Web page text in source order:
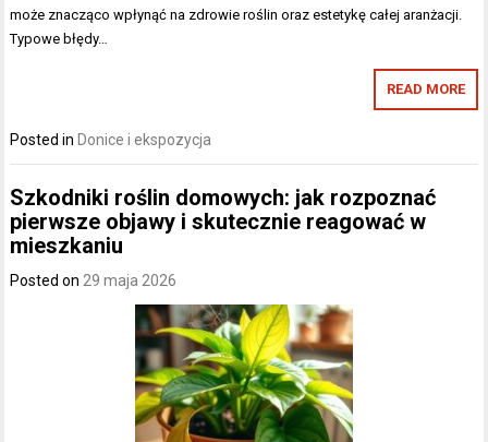
może znacząco wpłynąć na zdrowie roślin oraz estetykę całej aranżacji.
Typowe błędy…
READ MORE
Posted in Donice i ekspozycja
Szkodniki roślin domowych: jak rozpoznać
pierwsze objawy i skutecznie reagować w
mieszkaniu
Posted on29 maja 2026